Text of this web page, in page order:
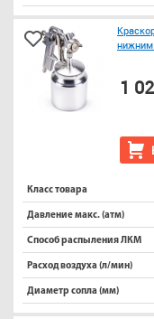
нижним
1
Класс товара
Давление макс. (атм)
Способ распыления ЛКМ
Расход воздуха (л/мин)
Диаметр сопла (мм)